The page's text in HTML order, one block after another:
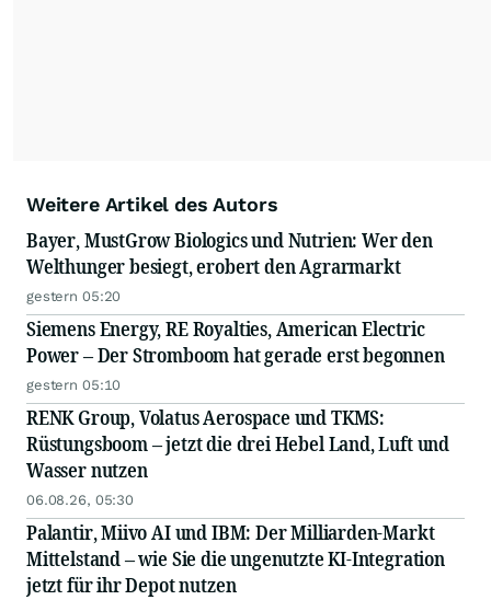
Weitere Artikel des Autors
Bayer, MustGrow Biologics und Nutrien: Wer den
Welthunger besiegt, erobert den Agrarmarkt
gestern 05:20
Siemens Energy, RE Royalties, American Electric
Power – Der Stromboom hat gerade erst begonnen
gestern 05:10
RENK Group, Volatus Aerospace und TKMS:
Rüstungsboom – jetzt die drei Hebel Land, Luft und
Wasser nutzen
06.08.26, 05:30
Palantir, Miivo AI und IBM: Der Milliarden-Markt
Mittelstand – wie Sie die ungenutzte KI-Integration
jetzt für ihr Depot nutzen